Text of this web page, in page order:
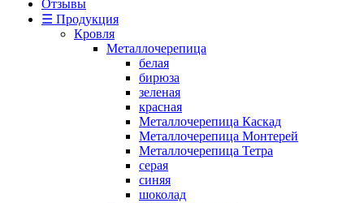
Отзывы
☰ Продукция
Кровля
Металлочерепица
белая
бирюза
зеленая
красная
Металлочерепица Каскад
Металлочерепица Монтерей
Металлочерепица Тетра
серая
синяя
шоколад